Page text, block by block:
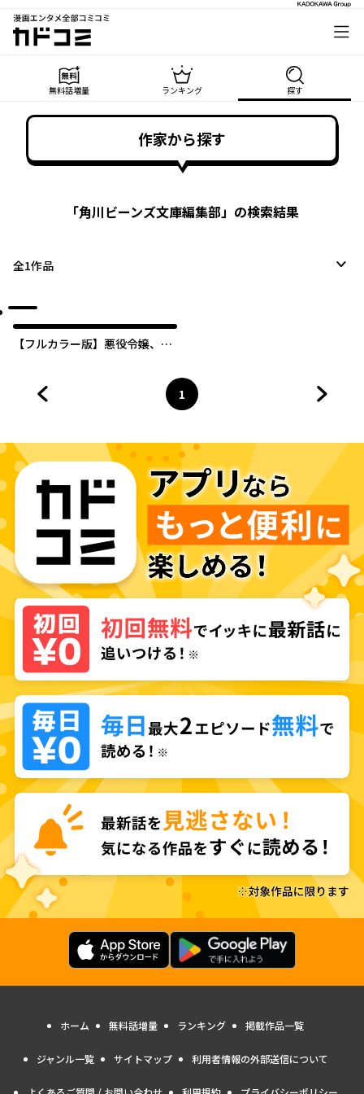
漫画エンタメ全部コミコミ
カドコミ
無料話増量 ランキング 探す
作家から探す
「角川ビーンズ文庫編集部」の検索結果
全1作品
【フルカラー版】悪役令嬢、セ
ページ
1
へ
ホーム 無料話増量 ランキング 掲載作品一覧
ジャンル一覧 サイトマップ 利用者情報の外部送信について